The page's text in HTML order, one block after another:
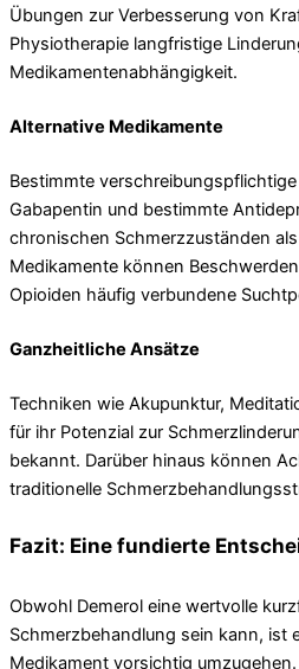
Übungen zur Verbesserung von
Physiotherapie langfristige
Medikamentenabhängigkeit.
Alternative Medikamente
Bestimmte
Gabapentin und bestimmte
chronischen Schmerzzuständen
Medikamente können
Opioiden häufig verbundene
Ganzheitliche Ansätze
Techniken wie Akupunktur,
für ihr Potenzial zur
bekannt. Darüber hinaus können
traditionelle
Fazit: Eine fundierte
Obwohl Demerol eine wertvolle
Schmerzbehandlung sein kann, ist
Medikament vorsichtig